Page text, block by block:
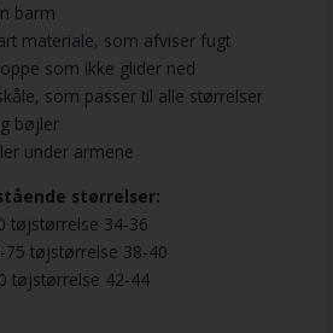
barm
materiale, som afviser fugt
som ikke glider ned
som passer til alle størrelser
bøjler
under armene
størrelser:
tøjstørrelse 34-36
75 tøjstørrelse 38-40
tøjstørrelse 42-44